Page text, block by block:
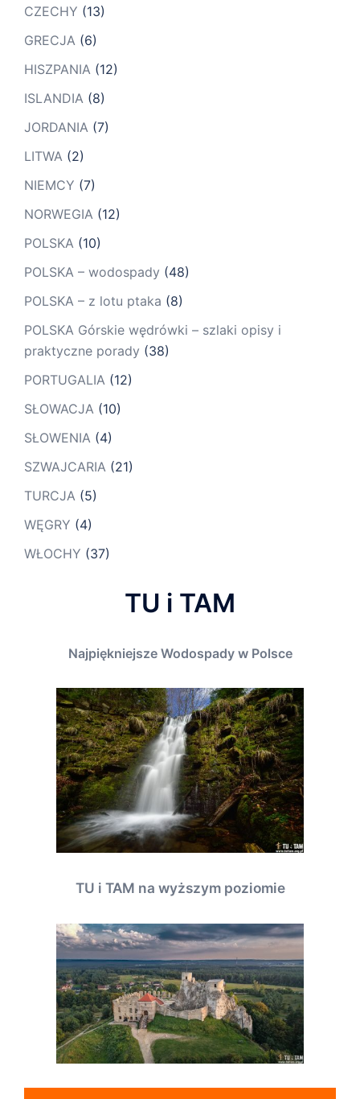
CZECHY (13)
GRECJA (6)
HISZPANIA (12)
ISLANDIA (8)
JORDANIA (7)
LITWA (2)
NIEMCY (7)
NORWEGIA (12)
POLSKA (10)
POLSKA – wodospady (48)
POLSKA – z lotu ptaka (8)
POLSKA Górskie wędrówki – szlaki opisy i
praktyczne porady (38)
PORTUGALIA (12)
SŁOWACJA (10)
SŁOWENIA (4)
SZWAJCARIA (21)
TURCJA (5)
WĘGRY (4)
WŁOCHY (37)
TU i TAM
Najpiękniejsze Wodospady w Polsce
TU i TAM na wyższym poziomie